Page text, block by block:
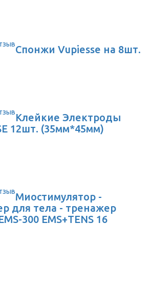
Спонжи Vupiesse на 8шт.
Клейкие Электроды
12шт. (35мм*45мм)
Миостимулятор -
для тела - тренажер
300 EMS+TENS 16